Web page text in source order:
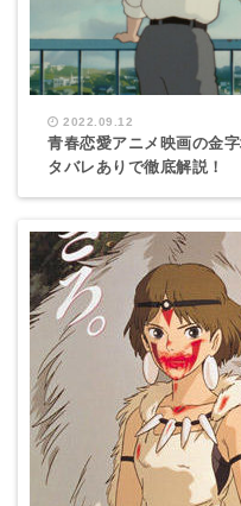
2022.09.12
青春恋愛アニメ映画の金
タバレありで徹底解説！